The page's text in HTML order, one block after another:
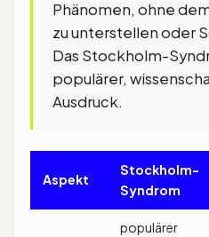
Phänomen, ohne
zu unterstellen oder
Das Stockholm-
populärer,
Ausdruck.
Aspekt
Stockholm-
Syndrom
populärer